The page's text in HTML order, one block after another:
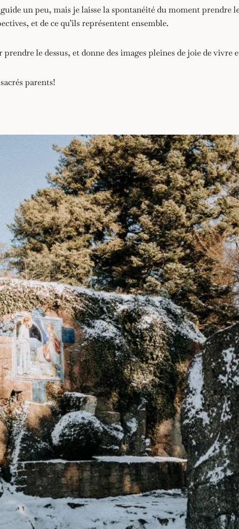
un peu, mais je laisse la spontanéité du moment prendre
et de ce qu’ils représentent ensemble.
le dessus, et donne des images pleines de joie de vivre
parents!